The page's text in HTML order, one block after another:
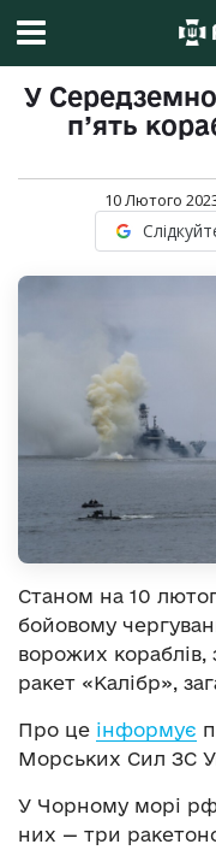
У
п’ять
10 Лютого
Станом на 10
бойовому
ворожих кораблів,
ракет «Калібр»,
Про це інформує
Морських Сил ЗС
У Чорному морі рф
них — три